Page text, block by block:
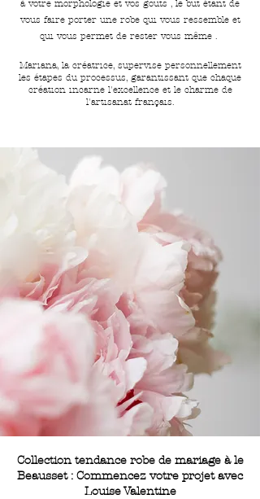
à votre morphologie et vos gouts , le but étant de
vous faire porter une robe qui vous ressemble et
qui vous permet de rester vous même .
Mariana, la créatrice, supervise personnellement
les étapes du processus, garantissant que chaque
création incarne l'excellence et le charme de
l'artisanat français.
Collection tendance robe de mariage à le
Beausset : Commencez votre projet avec
Louise Valentine